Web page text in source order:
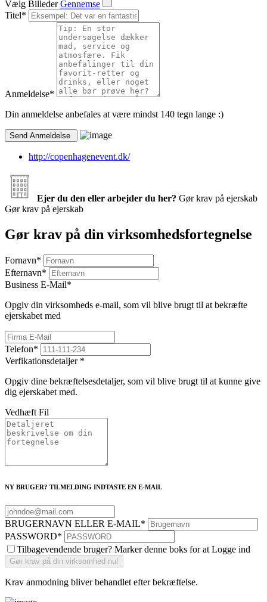
Vælg Billeder Gennemse
Titel*
Anmeldelse*
Din anmeldelse anbefales at være mindst 140 tegn lange :)
http://copenhagenevent.dk/
Ejer du den eller arbejder du her? Gør krav på ejerskab
Gør krav på ejerskab
Gør krav på din virksomhedsfortegnelse
Fornavn*
Efternavn*
Business E-Mail*
Opgiv din virksomheds e-mail, som vil blive brugt til at bekræfte
ejerskabet med
Telefon*
Verfikationsdetaljer *
Opgiv dine bekræftelsesdetaljer, som vil blive brugt til at kunne give
dig ejerskabet med.
Vedhæft Fil
NY BRUGER? TILMELDING INDTASTE EN E-MAIL
BRUGERNAVN ELLER E-MAIL*
PASSWORD*
Tilbagevendende bruger? Marker denne boks for at Logge ind
Krav anmodning bliver behandlet efter bekræftelse.